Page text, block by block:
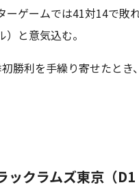
ーゲームでは41対14で敗
）と意気込む。
勝利を手繰り寄せたとき
ックラムズ東京（D1